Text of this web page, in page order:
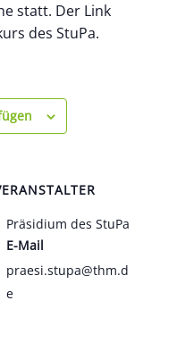
statt. Der Link
des StuPa.
Präsidium des StuPa
E-Mail
praesi.stupa@thm.d
e